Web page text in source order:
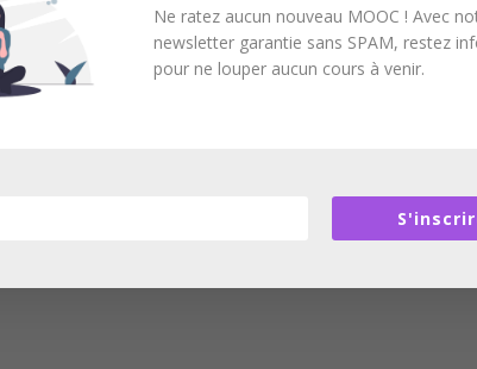
Ne ratez aucun nouveau MOOC ! Avec
newsletter garantie sans SPAM, restez
pour ne louper aucun cours à venir.